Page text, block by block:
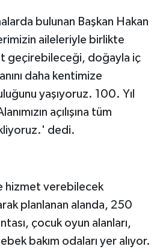
bulunan Başkan Hakan
aileleriyle birlikte
geçirebileceği, doğayla iç
daha kentimize
yaşıyoruz. 100. Yıl
açılışına tüm
dedi.
hizmet verebilecek
planlanan alanda, 250
çocuk oyun alanları,
bakım odaları yer alıyor.